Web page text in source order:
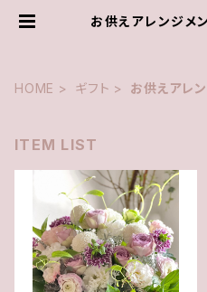
お供えアレンジメン
HOME ギフト お供えアレ
ITEM LIST